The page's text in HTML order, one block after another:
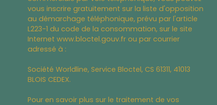
vous inscrire gratuitement sur la liste d'opposition
au démarchage téléphonique, prévu par l'article
L223-1 du code de la consommation, sur le site
Internet www.bloctel.gouv.fr ou par courrier
adressé à :
Société Worldline, Service Bloctel, CS 61311, 41013
BLOIS CEDEX.
Pour en savoir plus sur le traitement de vos